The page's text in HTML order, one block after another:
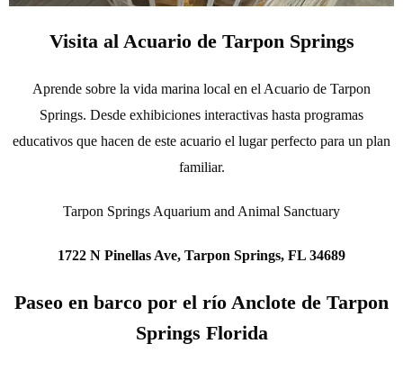
Visita al Acuario de Tarpon Springs
Aprende sobre la vida marina local en el Acuario de Tarpon
Springs. Desde exhibiciones interactivas hasta programas
educativos que hacen de este acuario el lugar perfecto para un plan
familiar.
Tarpon Springs Aquarium and Animal Sanctuary
1722 N Pinellas Ave, Tarpon Springs, FL 34689
Paseo en barco por el río Anclote de Tarpon
Springs Florida